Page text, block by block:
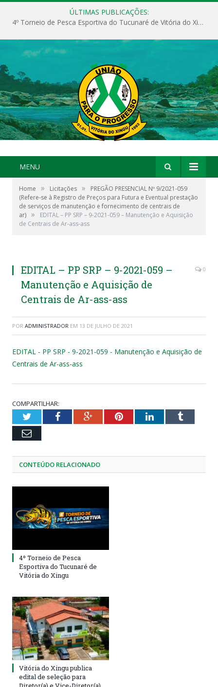
ÚLTIMAS PUBLICAÇÕES:
4º Torneio de Pesca Esportiva do Tucunaré de Vitória do Xingu
MENU
Home » Licitações »
PREGÃO PRESENCIAL Nº 9/2021-059
(Refere-se à Registro de Preços para Futura e Eventual prestação
de serviços de manutenção e fornecimento de centrais de
ar) »
EDITAL – PP SRP – 9-2021-059 – Manutenção e Aquisição
de Centrais de Ar-ass-ass
EDITAL – PP SRP – 9-2021-059 –
Manutenção e Aquisição de
Centrais de Ar-ass-ass
0
POR ADMINISTRADOR EM 13 DE JULHO DE 2021
EDITAL - PP SRP - 9-2021-059 - Manutenção e Aquisição de
Centrais de Ar-ass-ass
COMPARTILHAR:
TwitterFacebookGoogle+PinterestLinkedInTumblr
Email
CONTEÚDO RELACIONADO
4º Torneio de Pesca
Esportiva do Tucunaré de
Vitória do Xingu
Vitória do Xingu publica
edital de seleção para